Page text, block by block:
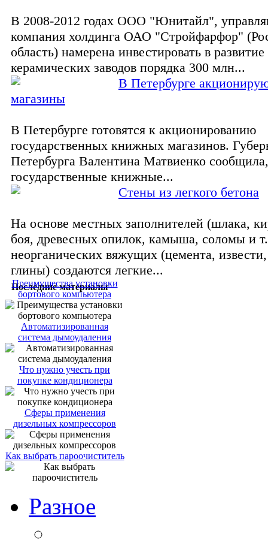
В 2008-2012 годах ООО "Юнитайл",
компания холдинга ОАО "Стройфарфор"
область) намерена инвестировать в развитие
керамических заводов порядка 300 млн...
В Петербурге
магазины
В Петербурге готовятся к акционированию
государственных книжных магазинов.
Петербурга Валентина Матвиенко
государственные книжные...
Стены из легкого бетона
На основе местных заполнителей (шлака,
боя, древесных опилок, камыша, соломы и
неорганических вяжущих (цемента,
глины) создаются легкие...
Последние материалы
Преимущества установки
бортового компьютера
Автоматизированная
система дымоудаления
Что нужно учесть при
покупке кондиционера
Сферы применения
дизельных компрессоров
Как выбрать пароочиститель
Разное